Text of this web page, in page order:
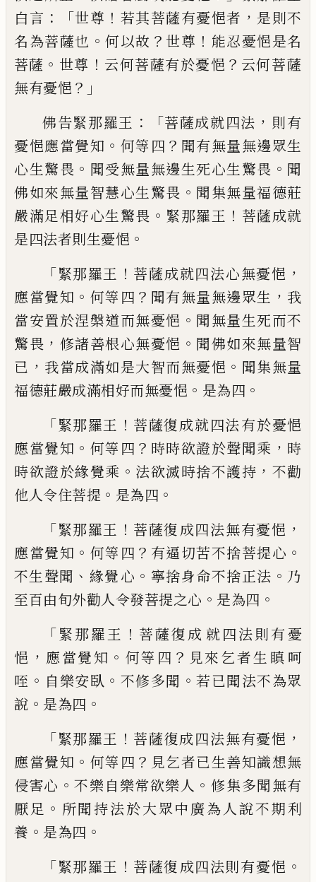
白言 ：「世尊 ！ 若其菩薩有憂悒者 ， 是則不
名為菩薩也 。 何以故 ？ 世尊 ！ 能忍憂悒是名
菩薩 。 世尊 ！ 云何菩薩有於憂悒 ？ 云何菩薩
無有憂悒 ？」
佛告緊那羅王 ：「菩薩成就四法 ， 則有
憂悒應當覺知 。 何等四 ？ 聞有無量無邊眾生
心生驚畏 。 聞受無量無邊生死心生驚畏 。 聞
佛如來無量智慧心生驚畏 。 聞集無量福德莊
嚴滿足相好心生驚畏 。 緊那羅王 ！ 菩薩成就
是四法者則生憂悒 。
「緊那羅王 ！ 菩薩成就四法心無憂悒 ，
應當覺知 。 何等四 ？ 聞有無量無邊眾生 ， 我
當安置於涅槃道而無憂悒 。 聞無量生死而不
驚畏 ， 修諸善根心無憂悒 。 聞佛如來無量智
已 ， 我當成滿如是大智而無憂悒 。 聞集無量
福德莊嚴成滿相好而無憂悒 。 是為四 。
「緊那羅王 ！ 菩薩復成就四法有於憂悒
應當覺知 。 何等四 ？ 時時欲證於聲聞乘 ， 時
時欲證於緣覺乘 。 法欲滅時捨不護持 ， 不勸
他人令住菩提 。 是為四 。
「緊那羅王 ！ 菩薩復成四法無有憂悒 ，
應當覺知 。 何等四 ？ 有逼切苦不捨菩提心 。
不生聲聞 、 緣覺心 。 寧捨身命不捨正法 。 乃
至百由旬外勸人令發菩提之心 。 是為四 。
「緊那羅王 ！ 菩薩復成 就四法則有憂
悒 ， 應當覺知 。 何等四 ？ 見來乞者生瞋呵
咥 。 自樂安臥 。 不修多聞 。 若已聞法不為眾
說 。 是為四 。
「緊那羅王 ！ 菩薩復成四法無有憂悒 ，
應當覺知 。 何等四 ？ 見乞者已生善知識想無
侵害心 。 不樂自樂常欲樂人 。 修集多聞無有
厭足 。 所聞持法於大眾中廣為人說不期利
養 。 是為四 。
「緊那羅王 ！ 菩薩復成四法則有憂悒 。